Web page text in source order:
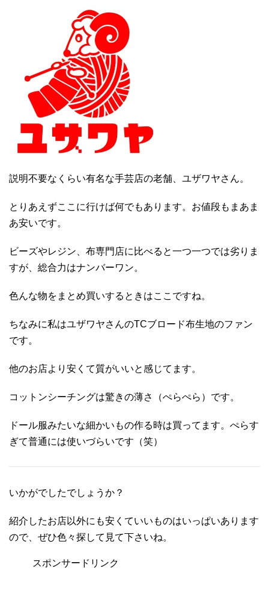
説明不要なくらい有名な手芸店の老舗、ユザワヤさん。
とりあえずここに行けば何でもあります。お値段もまあま
あ安いです。
ビーズやレジン、布専門店に比べると一つ一つでは劣りま
すが、総合力はナンバーワン。
色んな物をまとめ買いするときはここですね。
ちなみに私はユザワヤさんのTCブロード布生地のファン
です。
他のお店より安くて質がいいと感じてます。
コットンシーチングは驚きの薄さ（ぺらぺら）です。
ドール服みたいな細かいもの作る時は買ってます。ぺらす
ぎて普通には使いづらいです（笑）
いかがでしたでしょうか？
紹介したお店以外にも安くていいものはいっぱいあります
ので、ぜひ色々探して見て下さいね。
スポンサードリンク